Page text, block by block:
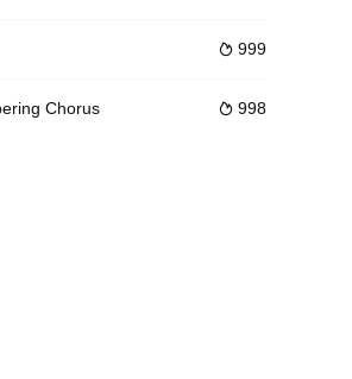
军旗不知去向，日军遂命令一支不
h
 999
 998
Chorus